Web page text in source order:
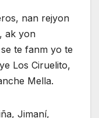
nan rejyon
ak yon
te fanm yo te
Los Ciruelito,
Mella.
Jimaní,